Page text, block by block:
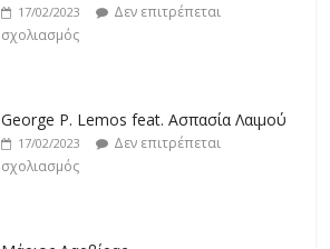
17/02/2023
Δεν επιτρέπεται
σχολιασμός
Μάριος Δαρβίρας
17/02/2023
Δεν επιτρέπεται
σχολιασμός